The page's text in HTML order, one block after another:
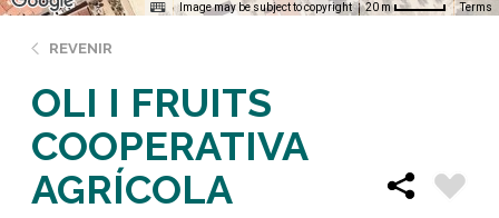
Image may be subject to copyright 20 m Terms
REVENIR
OLI I FRUITS
COOPERATIVA
AGRÍCOLA